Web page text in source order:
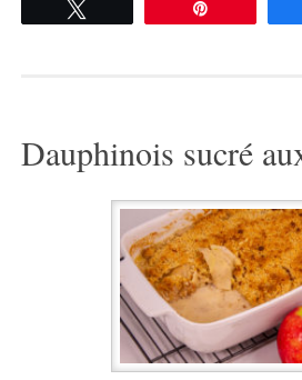
Dauphinois sucré